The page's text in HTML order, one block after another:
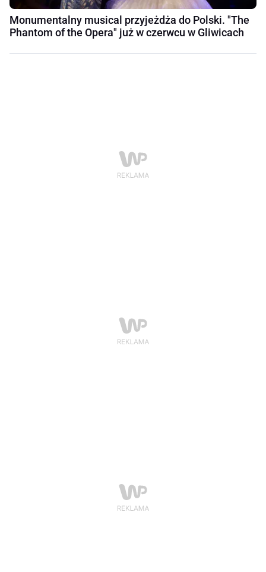
Monumentalny musical przyjeżdża do Polski. "The
Phantom of the Opera" już w czerwcu w Gliwicach